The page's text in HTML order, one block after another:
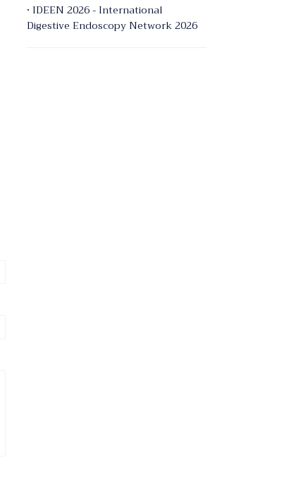
• IDEEN 2026 - International
Digestive Endoscopy Network 2026